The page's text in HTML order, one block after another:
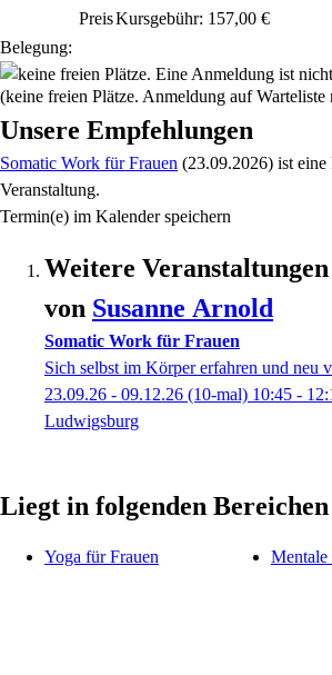
PreisKursgebühr: 157,00 €
Belegung:
(keine freien Plätze. Anmeldung auf Warteliste
Unsere Empfehlungen
Somatic Work für Frauen (23.09.2026) ist eine
Veranstaltung.
Termin(e) im Kalender speichern
Weitere Veranstaltungen
von Susanne Arnold
Somatic Work für Frauen
Sich selbst im Körper erfahren und neu
23.09.26 - 09.12.26 (10-mal) 10:45 -
Ludwigsburg
Liegt in folgenden Bereichen
Yoga für Frauen Mentale